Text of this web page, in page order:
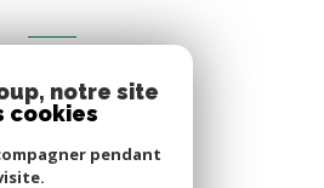
ADHÉRONS
notre site
cookies
pendant